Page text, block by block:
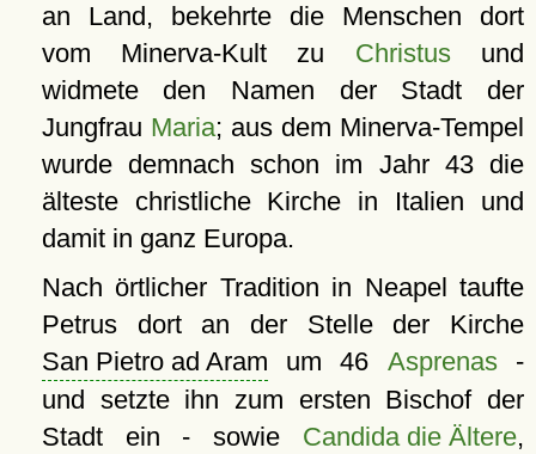
an Land, bekehrte die Menschen dort
vom Minerva-Kult zu Christusund
widmete den Namen der Stadt der
Jungfrau Maria; aus dem Minerva-Tempel
wurde demnach schon im Jahr 43 die
älteste christliche Kirche in Italien und
damit in ganz Europa.
Nach örtlicher Tradition in Neapel taufte
Petrus dort an der Stelle der Kirche
San Pietro ad Aram um 46 Asprenas-
und setzte ihn zum ersten Bischof der
Stadt ein - sowie Candida die Ältere,